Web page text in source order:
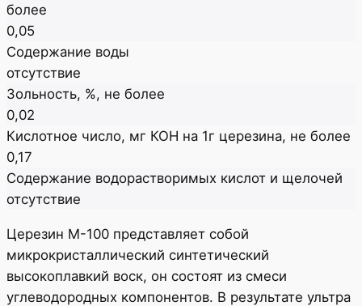
более
0,05
Содержание воды
отсутствие
Зольность, %, не более
0,02
Кислотное число, мг КОН на 1г церезина, не более
0,17
Содержание водорастворимых кислот и щелочей
отсутствие
Церезин М-100 представляет собой
микрокристаллический синтетический
высокоплавкий воск, он состоят из смеси
углеводородных компонентов. В результате ультра